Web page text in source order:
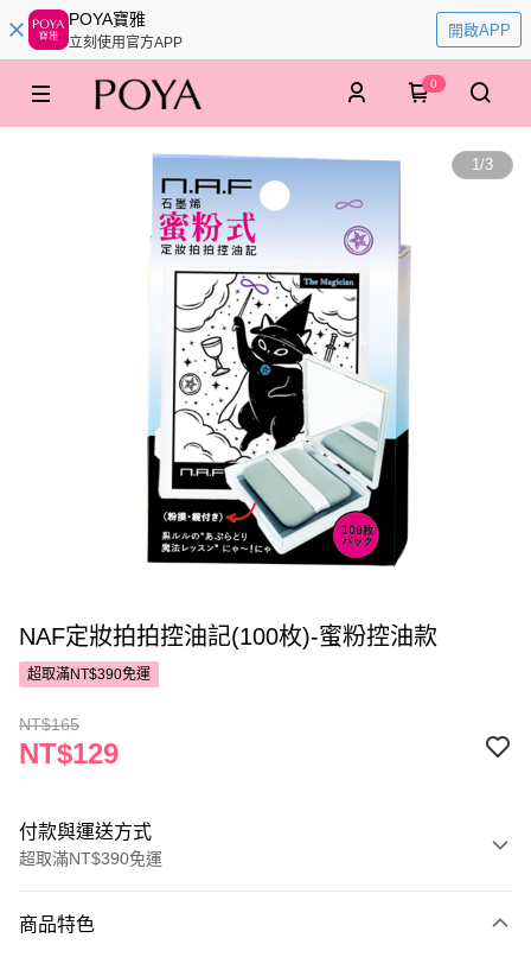
POYA寶雅
立刻使用官方APP
開啟APP
0
1/3
NAF定妝拍拍控油記(100枚)-蜜粉控油款
超取滿NT$390免運
NT$165
NT$129
付款與運送方式
超取滿NT$390免運
POYA支付
商品特色